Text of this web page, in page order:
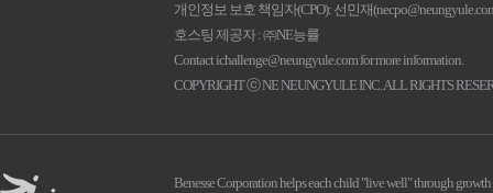
개인정보 보호 책임자(CPO): 선민재(
호스팅 제공자 : ㈜NE능률
Contactichallenge@neungyule.comfor more information.
COPYRIGHT ⓒ NE NEUNGYULE INC. ALL RIGHTS
Benesse Corporation helps each child "live well" through